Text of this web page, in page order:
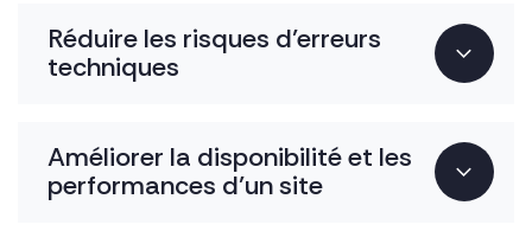
Réduire les risques d’erreurs
techniques
Améliorer la disponibilité et les
performances d’un site